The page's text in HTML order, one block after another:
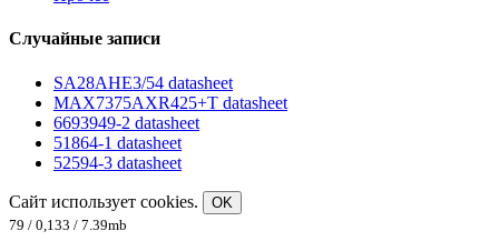
Случайные записи
SA28AHE3/54 datasheet
MAX7375AXR425+T datasheet
6693949-2 datasheet
51864-1 datasheet
52594-3 datasheet
Сайт использует cookies.
OK
79 / 0,133 / 7.39mb